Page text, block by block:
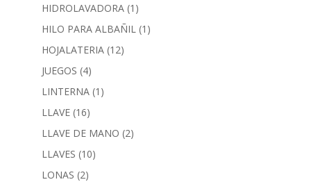
HIDROLAVADORA (1)
HILO PARA ALBAÑIL (1)
HOJALATERIA (12)
JUEGOS (4)
LINTERNA (1)
LLAVE (16)
LLAVE DE MANO (2)
LLAVES (10)
LONAS (2)